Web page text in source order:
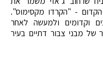
- "הקרדו מקסימוס".
וקדומים ולמעשה לאחר
של מבני צבור דתיים בעיר